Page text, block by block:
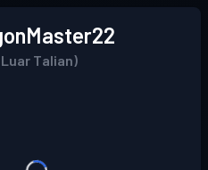
Talian)